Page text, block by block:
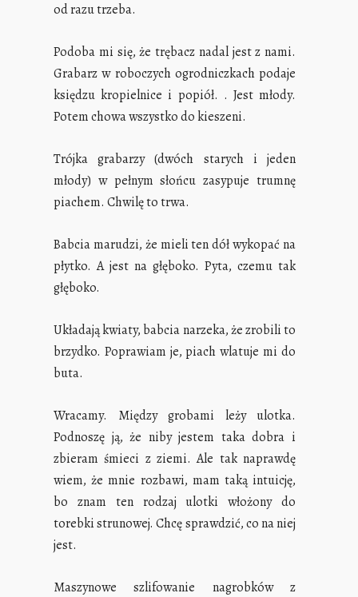
od razu trzeba.
Podoba mi się, że trębacz nadal jest z nami.
Grabarz w roboczych ogrodniczkach podaje
księdzu kropielnice i popiół. . Jest młody.
Potem chowa wszystko do kieszeni.
Trójka grabarzy (dwóch starych i jeden
młody) w pełnym słońcu zasypuje trumnę
piachem. Chwilę to trwa.
Babcia marudzi, że mieli ten dół wykopać na
płytko. A jest na głęboko. Pyta, czemu tak
głęboko.
Układają kwiaty, babcia narzeka, że zrobili to
brzydko. Poprawiam je, piach wlatuje mi do
buta.
Wracamy. Między grobami leży ulotka.
Podnoszę ją, że niby jestem taka dobra i
zbieram śmieci z ziemi. Ale tak naprawdę
wiem, że mnie rozbawi, mam taką intuicję,
bo znam ten rodzaj ulotki włożony do
torebki strunowej. Chcę sprawdzić, co na niej
jest.
Maszynowe szlifowanie nagrobków z